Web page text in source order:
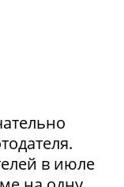
в июле